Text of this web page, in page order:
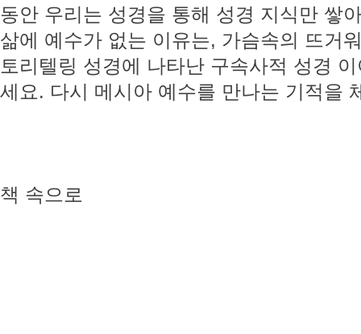
동안 우리는 성경을 통해 성경 지식만 쌓
삶에 예수가 없는 이유는, 가슴속의 뜨거
토리텔링 성경에 나타난 구속사적 성경
세요. 다시 메시아 예수를 만나는 기적을
책 속으로